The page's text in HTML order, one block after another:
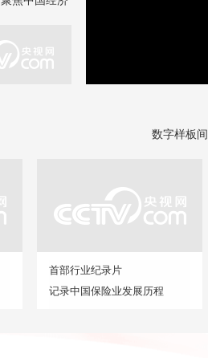
数字样板间
首部行业纪录片
记录中国保险业发展历程